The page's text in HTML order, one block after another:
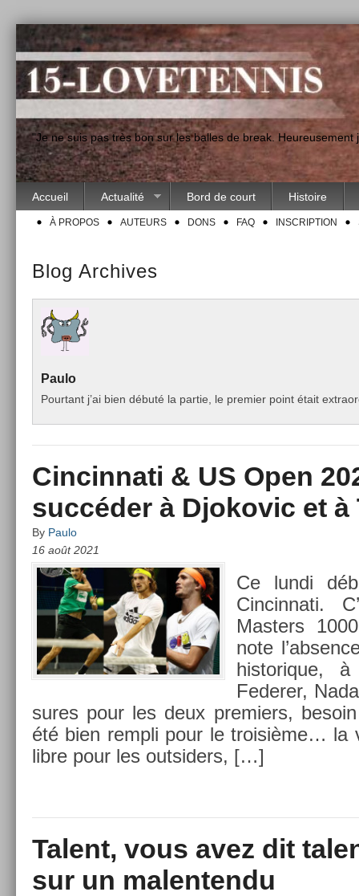
"Je ne suis pas très bon sur les balles de break.
Accueil Actualité Bord de court Histoire
À PROPOS AUTEURS DONS FAQ INSCRIPTION
Blog Archives
Paulo
Pourtant j’ai bien débuté la partie, le premier point était
Cincinnati & US Open
succéder à Djokovic et à
By Paulo
16 août 2021
Ce lundi
Cin­cinnati.
Mast­ers
note
his­torique,
Feder­er,
sures pour les deux pre­mi­ers,
été bien re­mpli pour le troisiè­me… la
libre pour les out­sid­ers, […]
Talent, vous avez dit
sur un malentendu